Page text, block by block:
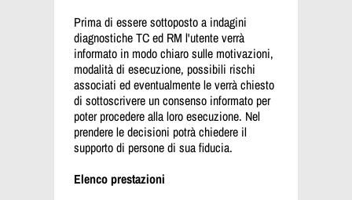
Prima di essere sottoposto a indagini
diagnostiche TC ed RM l'utente verrà
informato in modo chiaro sulle motivazioni,
modalità di esecuzione, possibili rischi
associati ed eventualmente le verrà chiesto
di sottoscrivere un consenso informato per
poter procedere alla loro esecuzione. Nel
prendere le decisioni potrà chiedere il
supporto di persone di sua fiducia.
Elenco prestazioni